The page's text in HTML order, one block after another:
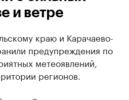
и ветре
краю и Карачаево-
предупреждения по
метеоявлений,
регионов.